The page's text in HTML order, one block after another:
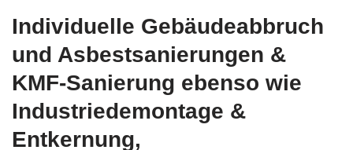
Individuelle Gebäudeabbruch
und Asbestsanierungen &
KMF-Sanierung ebenso wie
Industriedemontage &
Entkernung,